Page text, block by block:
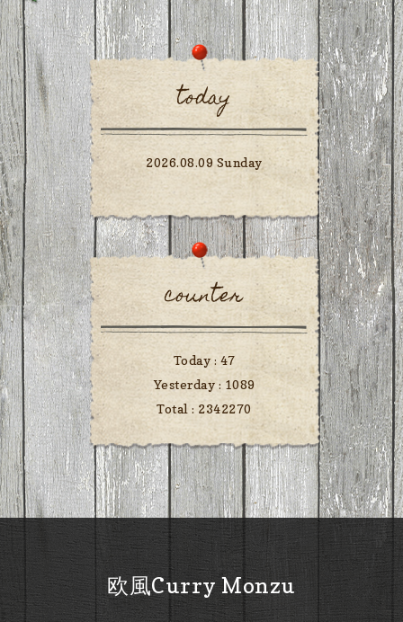
today
2026.08.09 Sunday
counter
Today : 47
Yesterday : 1089
Total : 2342270
欧風Curry Monzu